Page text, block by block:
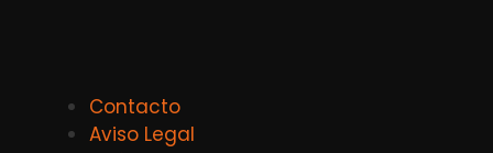
Contacto
Aviso Legal